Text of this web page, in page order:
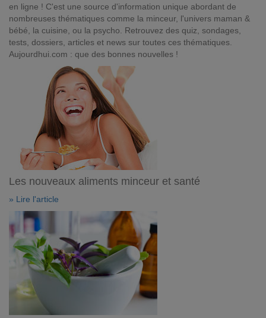
en ligne ! C'est une source d'information unique abordant de
nombreuses thématiques comme la minceur, l'univers maman &
bébé, la cuisine, ou la psycho. Retrouvez des quiz, sondages,
tests, dossiers, articles et news sur toutes ces thématiques.
Aujourdhui.com : que des bonnes nouvelles !
Les nouveaux aliments minceur et santé
» Lire l'article